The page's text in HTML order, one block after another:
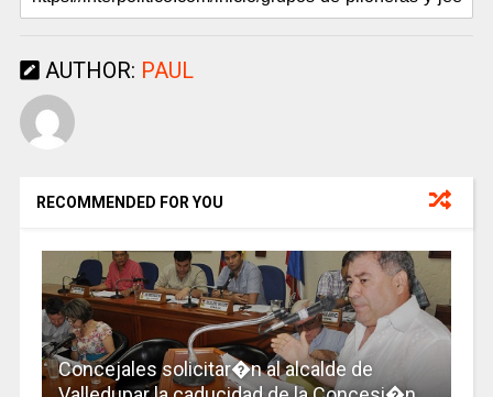
AUTHOR: PAUL
RECOMMENDED FOR YOU
Concejales solicitar�n al alcalde de